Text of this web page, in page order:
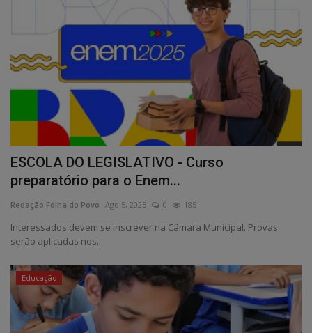
ESCOLA DO LEGISLATIVO - Curso
preparatório para o Enem...
Redação Folha do Povo Ago 5, 2025 0 185
Interessados devem se inscrever na Câmara Municipal. Provas
serão aplicadas nos...
Educação